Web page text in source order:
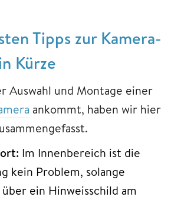
Tipps zur Kamera-
Kürze
Auswahl und Montage einer
ankommt, haben wir hier
Im Innenbereich ist die
kein Problem, solange
über ein Hinweisschild am